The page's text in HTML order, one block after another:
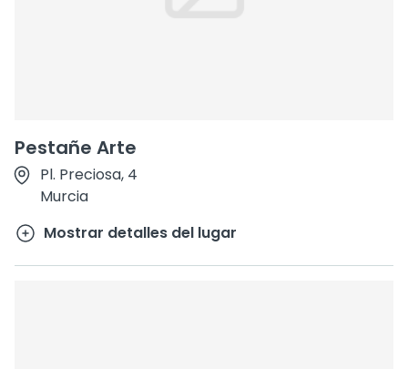
Pestañe Arte
Pl. Preciosa, 4
Murcia
Mostrar detalles del lugar